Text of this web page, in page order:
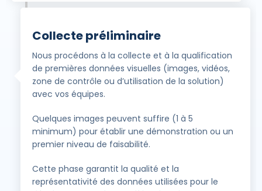
Collecte préliminaire
Nous procédons à la collecte et à la qualification
de premières données visuelles (images, vidéos,
zone de contrôle ou d’utilisation de la solution)
avec vos équipes.
Quelques images peuvent suffire (1 à 5
minimum) pour établir une démonstration ou un
premier niveau de faisabilité.
Cette phase garantit la qualité et la
représentativité des données utilisées pour le